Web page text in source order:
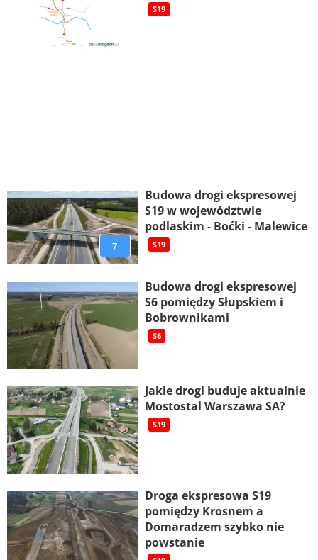
S19
7
Budowa drogi ekspresowej
S19 w województwie
podlaskim - Boćki - Malewice
S19
Budowa drogi ekspresowej
S6 pomiędzy Słupskiem i
Bobrownikami
S6
Jakie drogi buduje aktualnie
Mostostal Warszawa SA?
S19
Droga ekspresowa S19
pomiędzy Krosnem a
Domaradzem szybko nie
powstanie